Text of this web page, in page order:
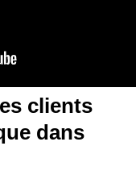
clients
dans